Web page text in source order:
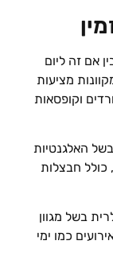
אם זה ליום
מציעות
וקופסאות
האלגנטיות
כולל חבצלות
בשל מגוון
כמו ימי